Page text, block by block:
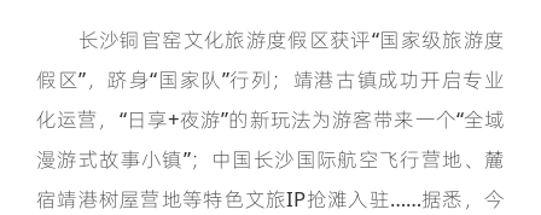
长沙铜官窑文化旅游度假区获评“国家级旅游度
假区”，跻身“国家队”行列；靖港古镇成功开启专业
化运营，“日享+夜游”的新玩法为游客带来一个“全域
漫游式故事小镇”；中国长沙国际航空飞行营地、麓
宿靖港树屋营地等特色文旅IP抢滩入驻……据悉，今